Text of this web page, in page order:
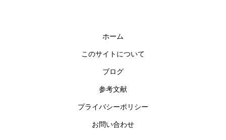
ホーム
このサイトについて
ブログ
参考文献
プライバシーポリシー
お問い合わせ